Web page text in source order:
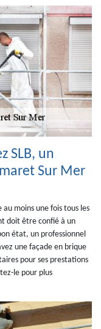
SLB, un
Sur Mer
moins une fois tous les
doit être confié à un
état, un professionnel
une façade en brique
pour ses prestations
le pour plus